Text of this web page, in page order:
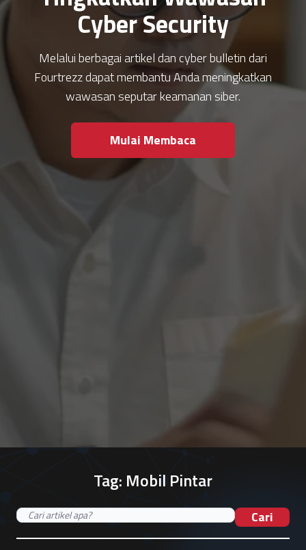
Cyber Security
Melalui berbagai artikel dan cyber bulletin dari
Fourtrezz dapat membantu Anda meningkatkan
wawasan seputar keamanan siber.
Mulai Membaca
Tag: Mobil Pintar
Cari